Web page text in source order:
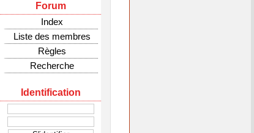
Forum
Index
Liste des membres
Règles
Recherche
Identification